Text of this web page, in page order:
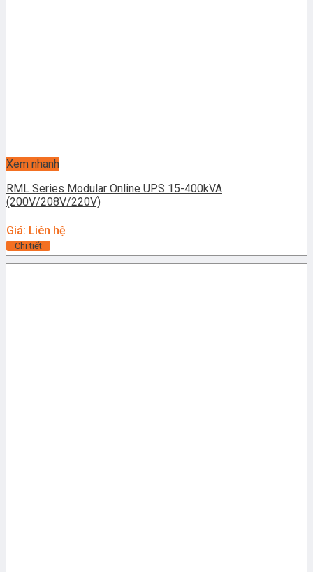
Xem nhanh
RML Series Modular Online UPS 15-400kVA
(200V/208V/220V)
Giá: Liên hệ
Chi tiết